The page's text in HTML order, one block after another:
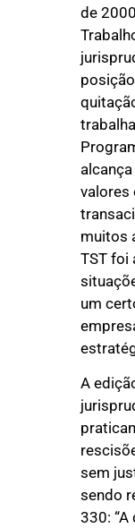
de
valores
muitos
TST foi
um
A
sem
sendo
330: